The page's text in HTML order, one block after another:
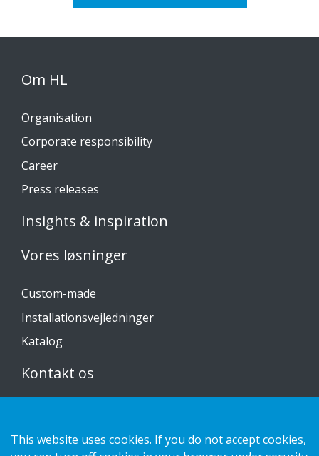
Om HL
Organisation
Corporate responsibility
Career
Press releases
Insights & inspiration
Vores løsninger
Custom-made
Installationsvejledninger
Katalog
Kontakt os
Cookies
This website uses cookies. If you do not accept cookies,